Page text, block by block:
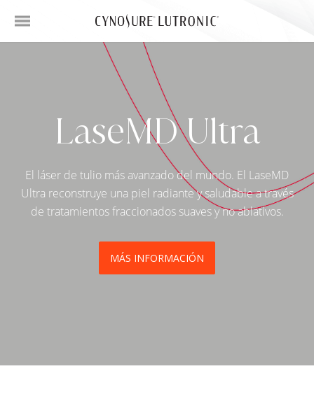
LaseMD Ultra
El láser de tulio más avanzado del mundo. El LaseMD
Ultra reconstruye una piel radiante y saludable a través
de tratamientos fraccionados suaves y no ablativos.
MÁS INFORMACIÓN